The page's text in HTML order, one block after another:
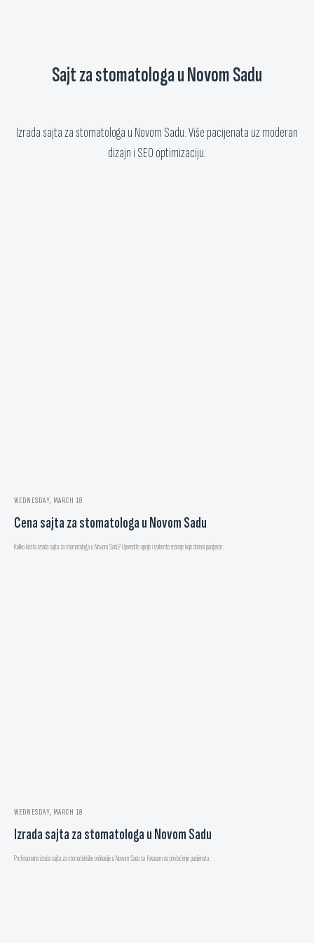
Sajt za stomatologa u Novom Sadu
Izrada sajta za stomatologa u Novom Sadu. Više pacijenata uz moderan
dizajn i SEO optimizaciju.
WEDNESDAY, MARCH 18
Cena sajta za stomatologa u Novom Sadu
Koliko košta izrada sajta za stomatologa u Novom Sadu? Uporedite opcije i izaberite rešenje koje donosi pacijente.
WEDNESDAY, MARCH 18
Izrada sajta za stomatologa u Novom Sadu
Profesionalna izrada sajta za stomatološke ordinacije u Novom Sadu sa fokusom na privlačenje pacijenata.